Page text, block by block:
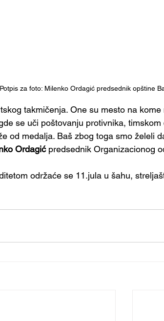
za foto: Milenko Ordagić predsednik opštine
takmičenja. One su mesto na kome
se uči poštovanju protivnika, timskom
od medalja. Baš zbog toga smo želeli
Ordagić predsednik Organizacionog
održaće se 11.jula u šahu,